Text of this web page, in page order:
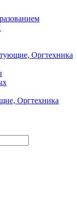
Оргтехника
Оргтехника